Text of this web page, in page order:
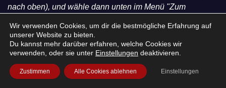
nach oben), und wähle dann unten im Menü "Zum
EVENTS IN DEINER REGION!
Wir verwenden Cookies, um dir die bestmögliche Erfahrung auf
unserer Website zu bieten.
Du kannst mehr darüber erfahren, welche Cookies wir
verwenden, oder sie unter Einstellungen deaktivieren.
Zustimmen Alle Cookies ablehnen Einstellungen